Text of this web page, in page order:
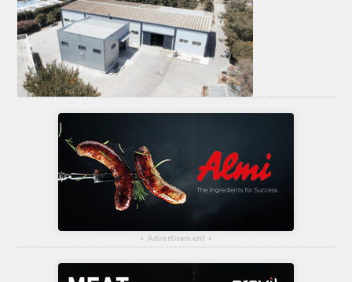
ΕΥΡΩΠΑΪΚΗ ΝΟΜΟΘΕΣΙΑ
ΤΟ ΠΕΡΙΟΔΙΚΟ
Profile
ΑΡΧΕΙΟ ΤΕΥΧΩΝ
ΣΥΝΕΔΡΙΟ ΚΡΕΑΤΟΣ
▴ Advertisement ▴